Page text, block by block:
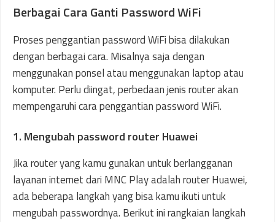
Berbagai Cara Ganti Password WiFi
Proses penggantian password WiFi bisa dilakukan
dengan berbagai cara. Misalnya saja dengan
menggunakan ponsel atau menggunakan laptop atau
komputer. Perlu diingat, perbedaan jenis router akan
mempengaruhi cara penggantian password WiFi.
1. Mengubah password router Huawei
Jika router yang kamu gunakan untuk berlangganan
layanan internet dari MNC Play adalah router Huawei,
ada beberapa langkah yang bisa kamu ikuti untuk
mengubah passwordnya. Berikut ini rangkaian langkah